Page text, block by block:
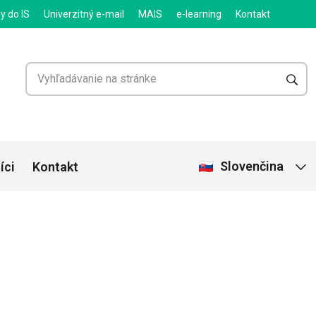
do IS Univerzitný e-mail MAIS e-learning Kontakt
Kontakt Slovenčina